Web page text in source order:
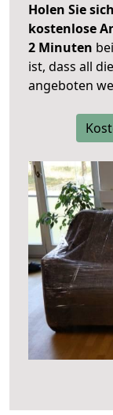
Holen Sie
kostenlose
2 Minuten
ist, dass all
angeboten